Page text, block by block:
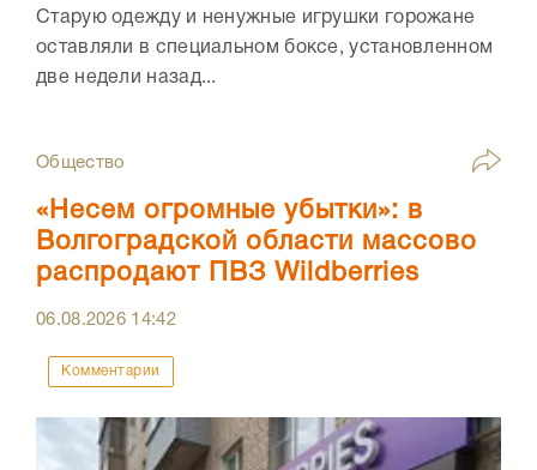
Старую одежду и ненужные игрушки горожане
оставляли в специальном боксе, установленном
две недели назад...
Общество
«Несем огромные убытки»: в
Волгоградской области массово
распродают ПВЗ Wildberries
06.08.2026 14:42
Комментарии